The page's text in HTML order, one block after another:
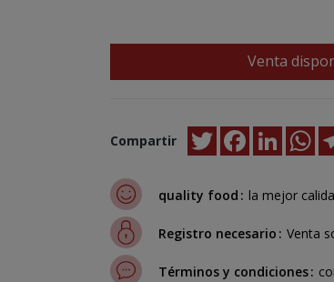
Venta
Compartir TwitterFacebookLinkedIn
quality food la mejor
Registro necesario Venta
Términos y condiciones